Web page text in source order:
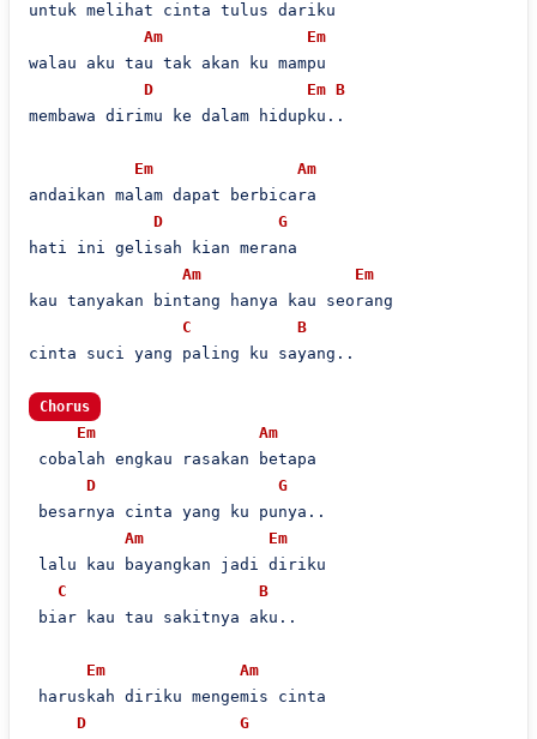
untuk melihat cinta tulus dariku
Am
Em
walau aku tau tak akan ku mampu
D
Em B
membawa dirimu ke dalam hidupku..
Em
Am
andaikan malam dapat berbicara
D
G
hati ini gelisah kian merana
Am
Em
kau tanyakan bintang hanya kau seorang
C
B
cinta suci yang paling ku sayang..
Chorus
Em
Am
cobalah engkau rasakan betapa
D
G
besarnya cinta yang ku punya..
Am
Em
lalu kau bayangkan jadi diriku
C
B
biar kau tau sakitnya aku..
Em
Am
haruskah diriku mengemis cinta
D
G